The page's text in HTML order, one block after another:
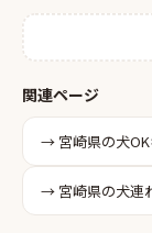
関連ページ
→ 宮崎県の犬
→ 宮崎県の犬連